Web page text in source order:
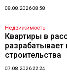
08.08.2026 08:58
Недвижимость
Квартиры в
строительства
07.08.2026 22:24